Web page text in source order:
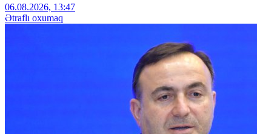
06.08.2026, 13:47
Ətraflı oxumaq